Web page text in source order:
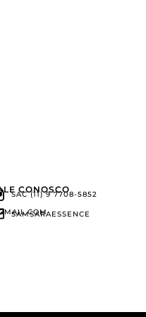
CONOSCO
SAC (11) 9 7708-5852
SAMSARAESSENCE